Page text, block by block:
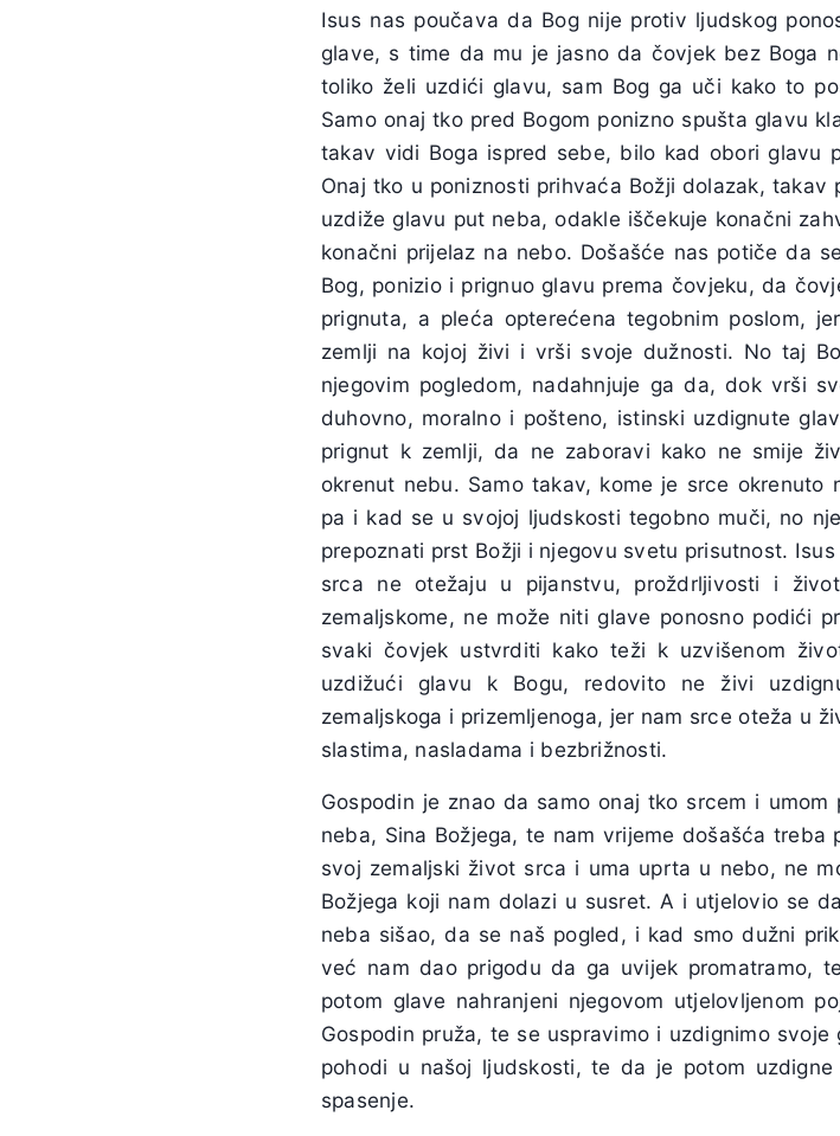
Isus nas poučava da Bog nije protiv ljudskog
glave, s time da mu je jasno da čovjek bez Boga
toliko želi uzdići glavu, sam Bog ga uči kako to
Samo onaj tko pred Bogom ponizno spušta glavu
takav vidi Boga ispred sebe, bilo kad obori glavu
Onaj tko u poniznosti prihvaća Božji dolazak,
uzdiže glavu put neba, odakle iščekuje konačni
konačni prijelaz na nebo. Došašće nas potiče da
Bog, ponizio i prignuo glavu prema čovjeku, da
prignuta, a pleća opterećena tegobnim poslom,
zemlji na kojoj živi i vrši svoje dužnosti. No taj
njegovim pogledom, nadahnjuje ga da, dok vrši
duhovno, moralno i pošteno, istinski uzdignute
prignut k zemlji, da ne zaboravi kako ne smije
okrenut nebu. Samo takav, kome je srce
pa i kad se u svojoj ljudskosti tegobno muči, no
prepoznati prst Božji i njegovu svetu prisutnost.
srca ne otežaju u pijanstvu, proždrljivosti i
zemaljskome, ne može niti glave ponosno podići
svaki čovjek ustvrditi kako teži k uzvišenom
uzdižući glavu k Bogu, redovito ne živi
zemaljskoga i prizemljenoga, jer nam srce oteža u
slastima, nasladama i bezbrižnosti.
Gospodin je znao da samo onaj tko srcem i
neba, Sina Božjega, te nam vrijeme došašća
svoj zemaljski život srca i uma uprta u nebo, ne
Božjega koji nam dolazi u susret. A i utjelovio se
neba sišao, da se naš pogled, i kad smo dužni
već nam dao prigodu da ga uvijek promatramo,
potom glave nahranjeni njegovom utjelovljenom
Gospodin pruža, te se uspravimo i uzdignimo
pohodi u našoj ljudskosti, te da je potom
spasenje.